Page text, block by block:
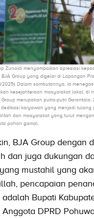
Zunaidi menyampaikan apresiasi
Group yang digelar di Lapangan
2025). Dalam sambutannya, ia
kesejahteraan masyarakat lokal, di
merupakan putra-putri
dedikasi karyawan yang menjadi tulang
dan masyarakat yang turut
pohon gamal.
BJA Group dengan
dan juga dukungan
mustahil yang
pencapaian
Bupati
Anggota DPRD